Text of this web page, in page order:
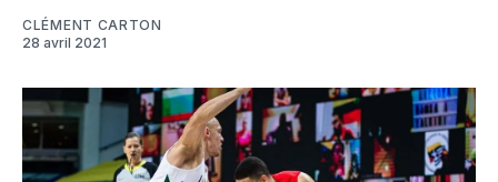
CLÉMENT CARTON
28 avril 2021